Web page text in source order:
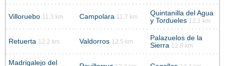
Villoruebo 11.3 km Campolara 11.7 km
Quintanilla del Agua
y Tordueles 12.1 km
Retuerta 12.2 km Valdorros 12.5 km
Palazuelos de la
Sierra 12.8 km
Madrigalejo del